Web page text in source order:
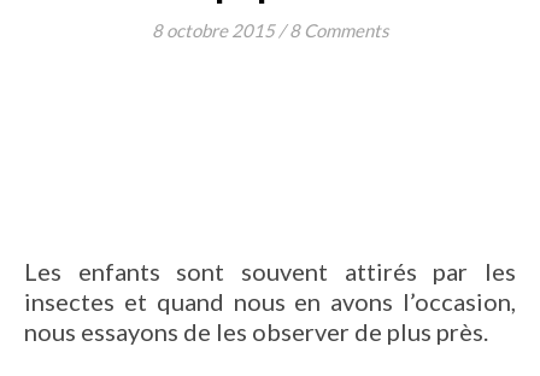
8 octobre 2015 / 8 Comments
Les enfants sont souvent attirés par les
insectes et quand nous en avons l’occasion,
nous essayons de les observer de plus près.